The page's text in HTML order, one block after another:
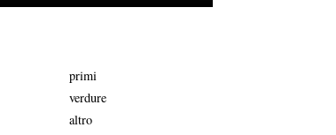
primi
verdure
altro